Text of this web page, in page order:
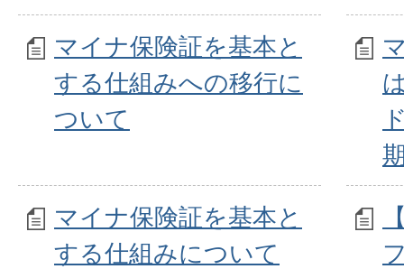
マイナ保険証を基本と
する仕組みへの移行に
ついて
マイナ保険証を基本と
する仕組みについて